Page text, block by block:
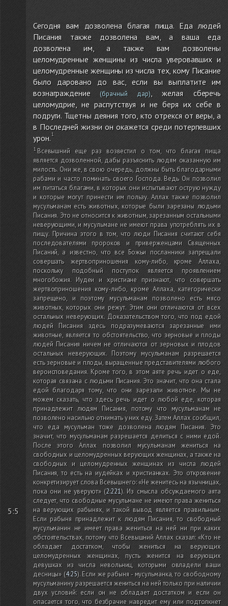
5:5
Сегодня вам дозволена благая пища. Еда людей
Писания также дозволена вам, а ваша еда
дозволена им, а также вам дозволены
целомудренные женщины из числа уверовавших и
целомудренные женщины из числа тех, кому Писание
было даровано до вас, если вы выплатите им
вознаграждение(брачный дар), желая сберечь
целомудрие, не распутствуя и не беря их себе в
подруги. Тщетны деяния того, кто отрекся от веры, а
в Последней жизни он окажется среди потерпевших
урон.
Всевышний еще раз возвестил о том, что благая пища
является дозволенной, дабы разъяснить людям оказанную им
милость. Они же, в свою очередь, должны быть благодарными
рабами и часто поминать своего Господа. Ведь Он позволил
им питаться благами, в которых они испытывают острую нужду
и которые могут принести им пользу. Аллах также позволил
мусульманам есть животных, которые были зарезаны людьми
Писания. Это не относится к животным, зарезанным остальными
неверующими, и мусульмане не имеют права употреблять их в
пищу. Причина этого в том, что люди Писания считают себя
последователями пророков и приверженцами Священных
Писаний, а известно, что все Божьи посланники запрещали
совершать жертвоприношения кому-либо, кроме Аллаха,
поскольку подобный поступок является проявлением
многобожия. Иудеи и христиане признают, что совершать
жертвоприношения кому-либо, кроме Аллаха, категорически
запрещено, и поэтому мусульманам позволено есть мясо
животных, которых они режут. Этим они отличаются от всех
остальных неверующих. Доказательством того, что под едой
людей Писания здесь подразумеваются зарезанные ими
животные, является то обстоятельство, что зерновые и плоды
людей Писания ничем не отличаются от зерновых и плодов
остальных неверующих. Поэтому мусульманам разрешается
есть зерновые и плоды, выращенные представителями любого
вероисповедания. Кроме того, в этом аяте речь идет о еде,
которая связана с людьми Писания. Это значит, что она стала
едой благодаря тому, что они зарезали животное. Мы не
можем сказать, что здесь речь идет о любой еде, которая
принадлежит людям Писания, потому что мусульманам не
позволено насильно отнимать у них еду. Затем Аллах сообщил,
что еда мусульман тоже дозволена людям Писания. Это
значит, что мусульманам разрешается делиться с ними едой.
После этого Аллах позволил мусульманам жениться на
свободных и целомудренных верующих женщинах, а также на
свободных и целомудренных женщинах из числа людей
Писания, то есть на иудейках и христианках. Это откровение
конкретизирует слова Всевышнего: «Не женитесь на язычницах,
пока они не уверуют»(2:221). Из смысла обсуждаемого аята
следует, что свободные мусульмане не имеют права жениться
на верующих рабынях, и такой вывод является правильным.
Если рабыня принадлежит к людям Писания, то свободный
мусульманин не имеет права жениться на ней ни при каких
обстоятельствах, потому что Всевышний Аллах сказал: «Кто не
обладает достатком, чтобы жениться на верующих
целомудренных женщинах, пусть женится на верующих
девушках из числа невольниц, которыми овладели ваши
десницы» (4:25). Если же рабыня - мусульманка, то свободному
мусульманину разрешается жениться на ней только при наличии
двух условий: если он не обладает достатком и если он
опасается того, что безбрачие навредит ему или подтолкнет